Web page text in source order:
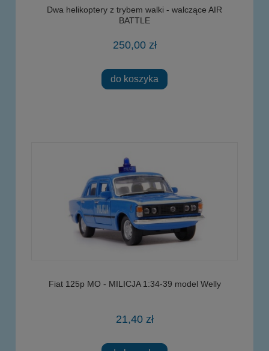
Dwa helikoptery z trybem walki - walczące AIR
BATTLE
250,00 zł
do koszyka
Fiat 125p MO - MILICJA 1:34-39 model Welly
21,40 zł